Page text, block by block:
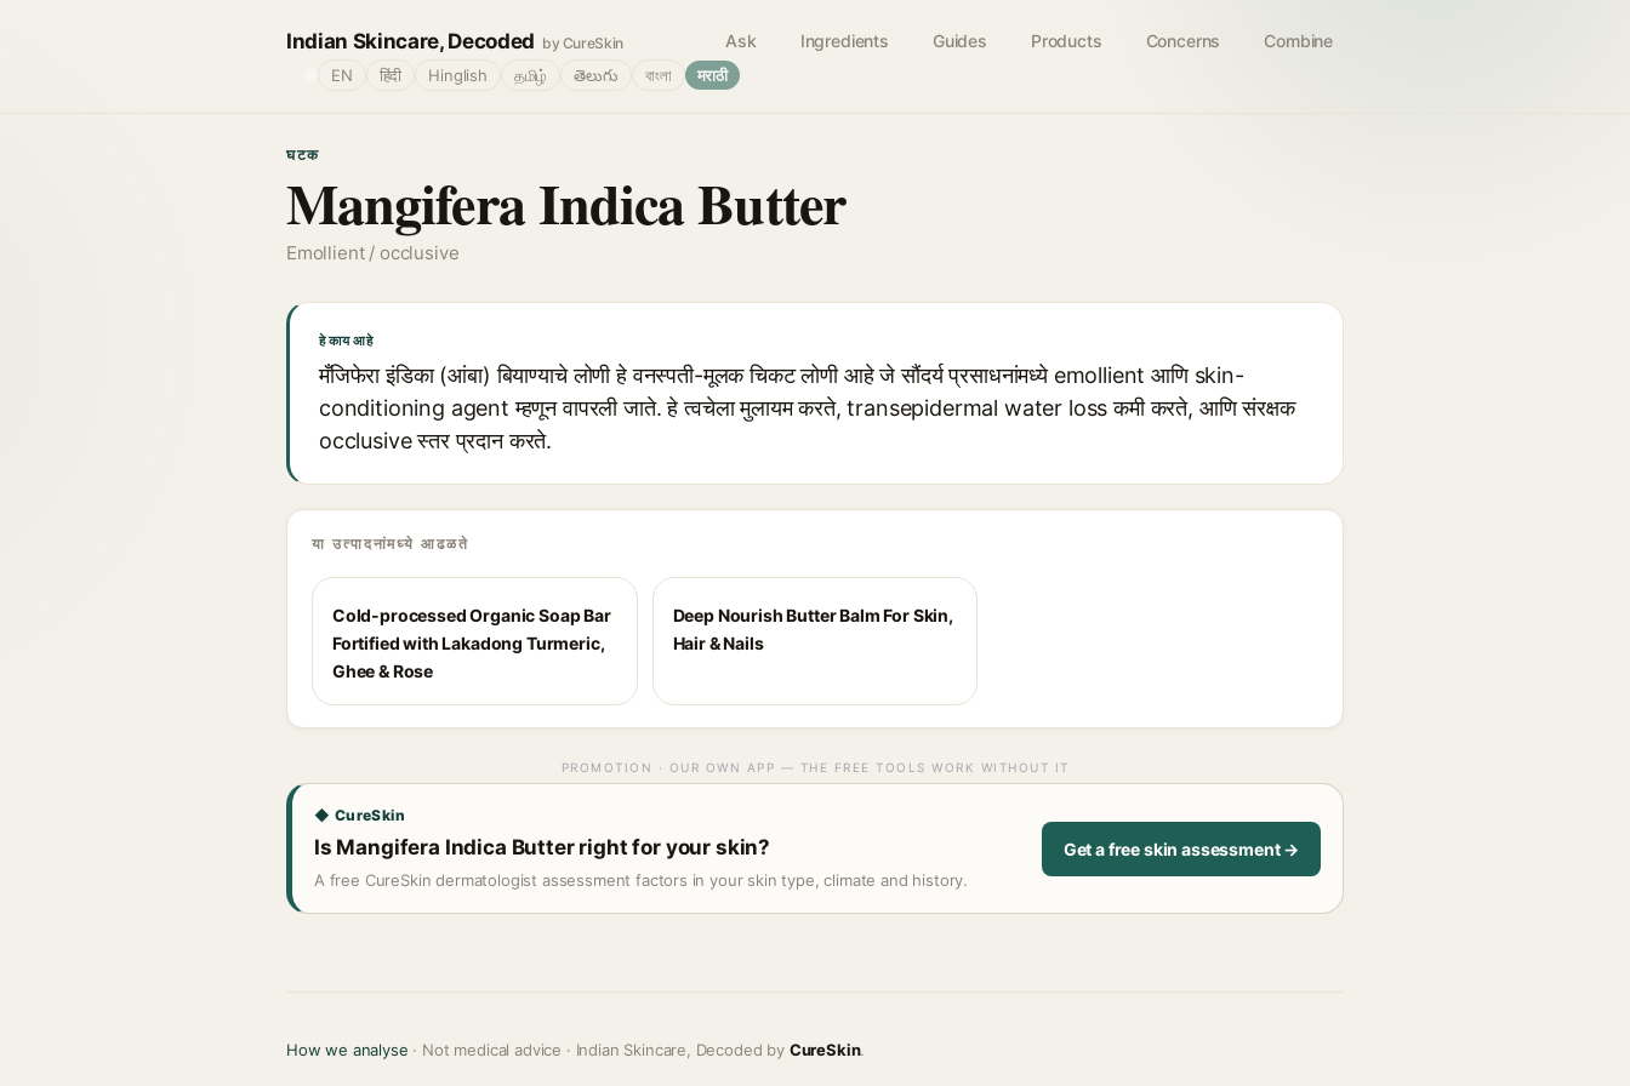
Indian Skincare, Decoded by CureSkin Ask Ingredients Guides Products Concerns Combine
EN हिंदी Hinglish தமிழ் తెలుగు বাংলা मराठी
घटक
Mangifera Indica Butter
Emollient / occlusive
हे काय आहे
मँजिफेरा इंडिका (आंबा) बियाण्याचे लोणी हे वनस्पती-मूलक चिकट लोणी आहे जे सौंदर्य प्रसाधनांमध्ये emollient आणि skin-
conditioning agent म्हणून वापरली जाते. हे त्वचेला मुलायम करते, transepidermal water loss कमी करते, आणि संरक्षक
occlusive स्तर प्रदान करते.
या उत्पादनांमध्ये आढळते
Cold-processed Organic Soap Bar
Fortified with Lakadong Turmeric,
Ghee & Rose
Deep Nourish Butter Balm For Skin,
Hair & Nails
PROMOTION · OUR OWN APP — THE FREE TOOLS WORK WITHOUT IT
◆ CureSkin
Is Mangifera Indica Butter right for your skin?
A free CureSkin dermatologist assessment factors in your skin type, climate and history.
Get a free skin assessment →
How we analyse · Not medical advice · Indian Skincare, Decoded by CureSkin.